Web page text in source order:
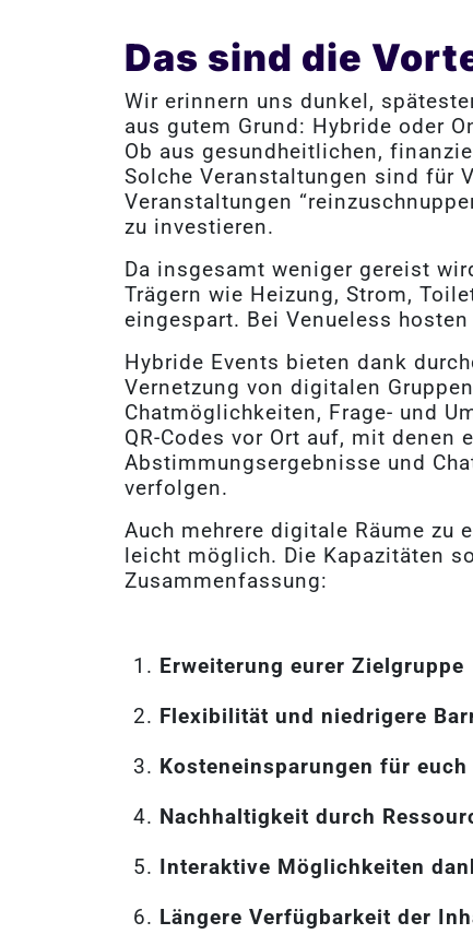
Das sind die
Wir erinnern uns dunkel,
aus gutem Grund: Hybride oder
Ob aus gesundheitlichen,
Solche Veranstaltungen sind für
Veranstaltungen
zu investieren.
Da insgesamt weniger gereist
Trägern wie Heizung, Strom,
eingespart. Bei Venueless
Hybride Events bieten dank
Vernetzung von digitalen
Chatmöglichkeiten, Frage- und
QR-Codes vor Ort auf, mit
Abstimmungsergebnisse und
verfolgen.
Auch mehrere digitale Räume zu
leicht möglich. Die Kapazitäten
Zusammenfassung:
Erweiterung eurer Zielgruppe
Flexibilität und niedrigere
Kosteneinsparungen für
Nachhaltigkeit durch
Interaktive Möglichkeiten
Längere Verfügbarkeit der